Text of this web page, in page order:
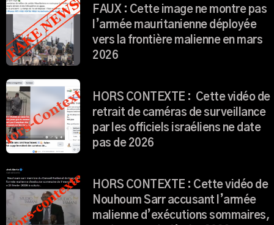
FAUX : Cette image ne montre pas
l’armée mauritanienne déployée
vers la frontière malienne en mars
2026
HORS CONTEXTE : Cette vidéo de
retrait de caméras de surveillance
par les officiels israéliens ne date
pas de 2026
HORS CONTEXTE : Cette vidéo de
Nouhoum Sarr accusant l’armée
malienne d’exécutions sommaires,